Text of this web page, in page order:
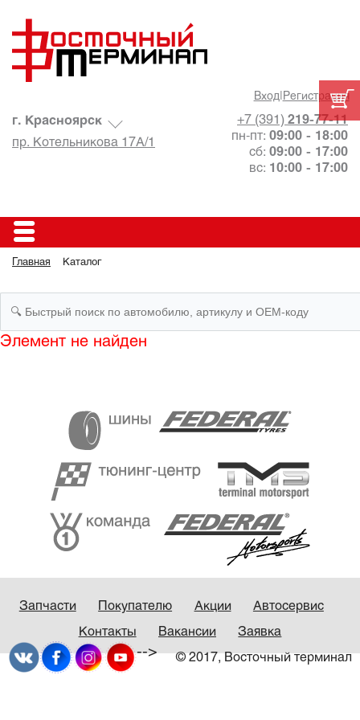
Вход| Регистрация
+7 (391) 219-77-11
пн-пт: 09:00 - 18:00
сб: 09:00 - 17:00
вс: 10:00 - 17:00
г. Красноярск
пр. Котельникова 17А/1
Главная Каталог
Элемент не найден
Запчасти Покупателю Акции Автосервис
Контакты Вакансии Заявка
© 2017, Восточный терминал
-->